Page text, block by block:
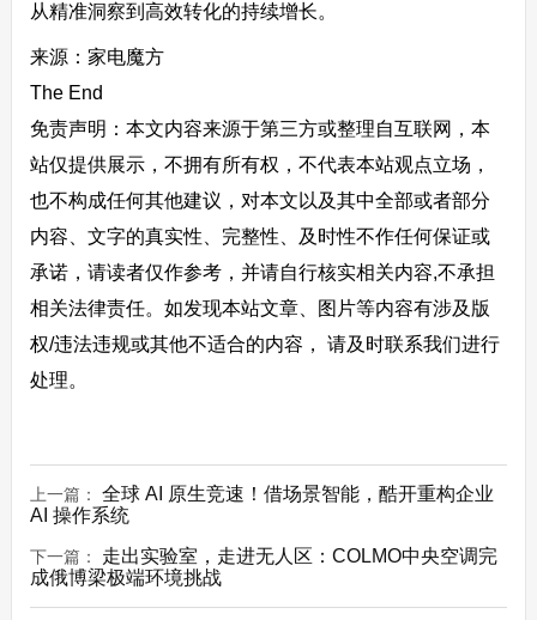
从精准洞察到高效转化的持续增长。
来源：家电魔方
The End
免责声明：本文内容来源于第三方或整理自互联网，本
站仅提供展示，不拥有所有权，不代表本站观点立场，
也不构成任何其他建议，对本文以及其中全部或者部分
内容、文字的真实性、完整性、及时性不作任何保证或
承诺，请读者仅作参考，并请自行核实相关内容,不承担
相关法律责任。如发现本站文章、图片等内容有涉及版
权/违法违规或其他不适合的内容， 请及时联系我们进行
处理。
上一篇： 全球 AI 原生竞速！借场景智能，酷开重构企业
AI 操作系统
下一篇： 走出实验室，走进无人区：COLMO中央空调完
成俄博梁极端环境挑战